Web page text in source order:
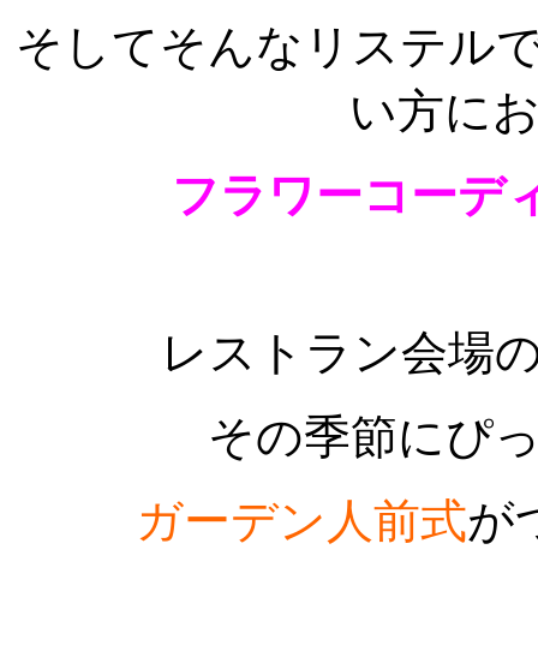
そしてそんなリステル
い方に
フラワーコーデ
レストラン会場
その季節にぴ
ガーデン人前式が